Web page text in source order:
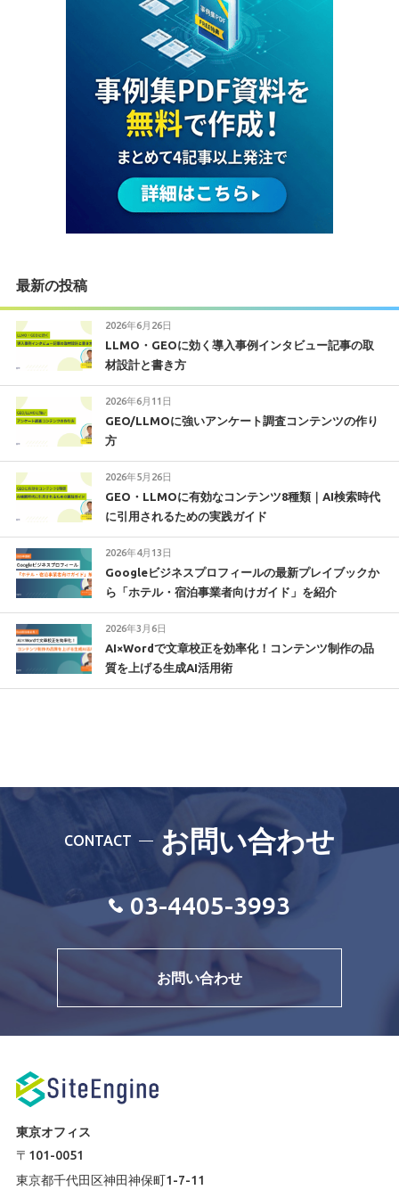
最新の投稿
2026年6月26日
LLMO・GEOに効く導入事例インタビュー記事の取
材設計と書き方
2026年6月11日
GEO/LLMOに強いアンケート調査コンテンツの作り
方
2026年5月26日
GEO・LLMOに有効なコンテンツ8種類｜AI検索時代
に引用されるための実践ガイド
2026年4月13日
Googleビジネスプロフィールの最新プレイブックか
ら「ホテル・宿泊事業者向けガイド」を紹介
2026年3月6日
AI×Wordで文章校正を効率化！コンテンツ制作の品
質を上げる生成AI活用術
CONTACT お問い合わせ
03-4405-3993
お問い合わせ
東京オフィス
〒101-0051
東京都千代田区神田神保町1-7-11